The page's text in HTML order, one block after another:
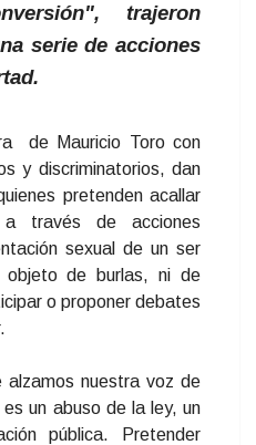
trajeron
serie de acciones
de Mauricio Toro con
y discriminatorios, dan
pretenden acallar
través de acciones
sexual de un ser
objeto de burlas, ni de
o proponer debates
alzamos nuestra voz de
un abuso de la ley, un
pública. Pretender